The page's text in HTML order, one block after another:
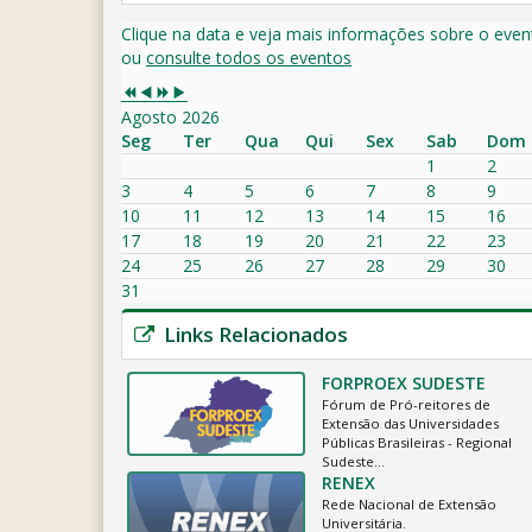
Clique na data e veja mais informações sobre o
ou consulte todos os eventos
Agosto 2026
Seg
Ter Qua Qui Sex Sab
Dom
1
2
3
4 5 6 7 8
9
10
11 12 13 14 15
16
17
18 19 20 21 22
23
24
25 26 27 28 29
30
31
Links Relacionados
FORPROEX SUDESTE
Fórum de Pró-reitores de
Extensão das Universidades
Públicas Brasileiras - Regional
Sudeste…
RENEX
Rede Nacional de Extensão
Universitária.